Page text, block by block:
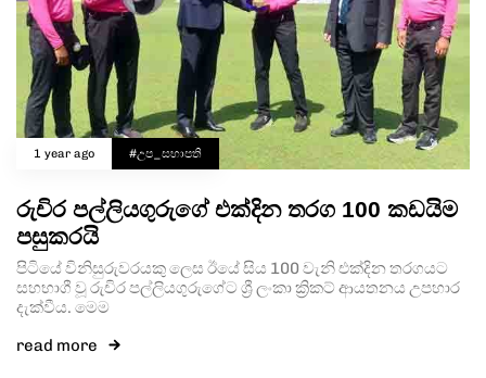
1 year ago #උප_සභාපති
රුචිර පල්ලියගුරුගේ එක්දින තරග 100 කඩයිම
පසුකරයි
පිටියේ විනිසුරුවරයකු ලෙස ඊයේ සිය 100 වැනි එක්දින තරගයට
සහභාගී වූ රුචිර පල්ලියගුරුගේට ශ්‍රී ලංකා ක්‍රිකට් ආයතනය උපහාර
දැක්වීය. මෙම
read more